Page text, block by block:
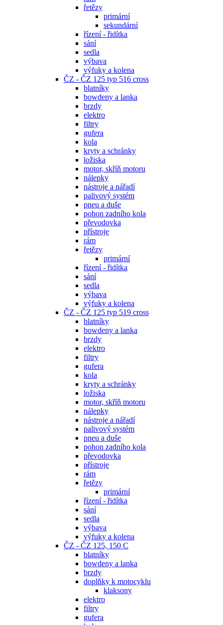
řetězy
primární
sekundární
řízení - řidítka
sání
sedla
výbava
výfuky a kolena
ČZ - ČZ 125 typ 516 cross
blatníky
bowdeny a lanka
brzdy
elektro
filtry
gufera
kola
kryty a schránky
ložiska
motor, skříň motoru
nálepky
nástroje a nářadí
palivový systém
pneu a duše
pohon zadního kola
převodovka
přístroje
rám
řetězy
primární
řízení - řidítka
sání
sedla
výbava
výfuky a kolena
ČZ - ČZ 125 typ 519 cross
blatníky
bowdeny a lanka
brzdy
elektro
filtry
gufera
kola
kryty a schránky
ložiska
motor, skříň motoru
nálepky
nástroje a nářadí
palivový systém
pneu a duše
pohon zadního kola
převodovka
přístroje
rám
řetězy
primární
řízení - řidítka
sání
sedla
výbava
výfuky a kolena
ČZ - ČZ 125, 150 C
blatníky
bowdeny a lanka
brzdy
doplňky k motocyklu
klaksony
elektro
filtry
gufera